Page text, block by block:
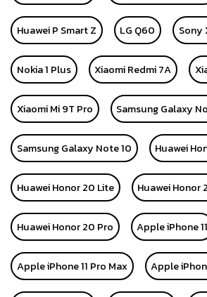
Huawei P Smart Z LG Q60 Sony
Nokia 1 Plus Xiaomi Redmi 7A
Xiaomi Mi 9T Pro Samsung Galaxy
Samsung Galaxy Note 10 Huawei
Huawei Honor 20 Lite Huawei Honor
Huawei Honor 20 Pro Apple iPhone 11
Apple iPhone 11 Pro Max Apple